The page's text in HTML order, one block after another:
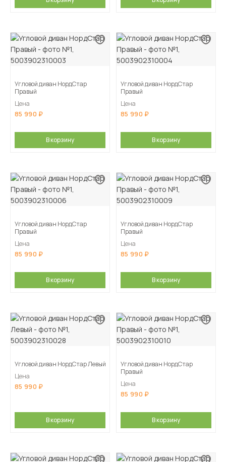
Угловой диван НордСтар
Правый
Цена
85 990
В корзину
Угловой диван НордСтар
Правый
Цена
85 990
В корзину
Угловой диван НордСтар
Правый
Цена
85 990
В корзину
Угловой диван НордСтар
Правый
Цена
85 990
В корзину
Угловой диван НордСтар Левый
Цена
85 990
В корзину
Угловой диван НордСтар
Правый
Цена
85 990
В корзину